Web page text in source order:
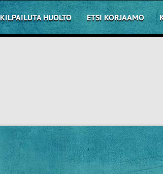
KILPAILUTA HUOLTO ETSI KORJAAMO